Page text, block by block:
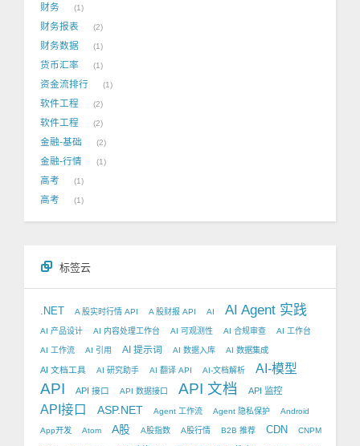
财务 1
财务报表 2
财务数据 1
货币汇率 1
资金流排行 1
软件工程 2
软件工程 2
金融-基础 2
金融-行情 1
高考 1
高考 1
标签云
.NET A 股实时行情 API A 股财报 API AI AI Agent 实践
AI 产品设计 AI 内容处理工作台 AI 可观测性 AI 合规审查 AI 工作台
AI 工作流 AI 引用 AI 提示词 AI 数据入库 AI 数据集成
AI 文档工具 AI 研究助手 AI 翻译 API AI-文档解析 AI-模型
API API 接口 API 数据接口 API 文档 API 监控
API接口 ASP.NET Agent 工作流 Agent 隐私保护 Android
App开发 Atom A股 A股指数 A股行情 B2B 推荐 CDN CNPM